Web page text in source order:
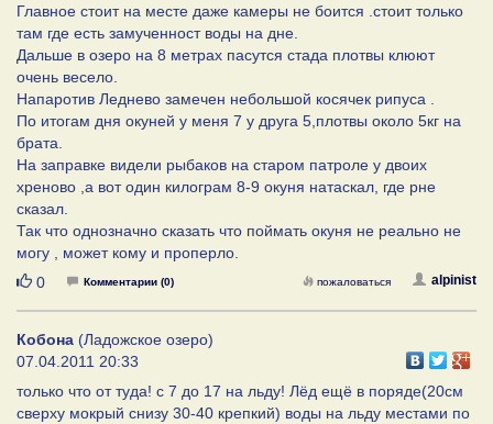
Главное стоит на месте даже камеры не боится .стоит только
там где есть замученност воды на дне.
Дальше в озеро на 8 метрах пасутся стада плотвы клюют
очень весело.
Напаротив Леднево замечен небольшой косячек рипуса .
По итогам дня окуней у меня 7 у друга 5,плотвы около 5кг на
брата.
На заправке видели рыбаков на старом патроле у двоих
хреново ,а вот один килограм 8-9 окуня натаскал, где рне
сказал.
Так что однозначно сказать что поймать окуня не реально не
могу , может кому и проперло.
Нравится
0 Комментарии (0) alpinist
пожаловаться
Кобона (Ладожское озеро)
07.04.2011 20:33
только что от туда! с 7 до 17 на льду! Лёд ещё в поряде(20см
сверху мокрый снизу 30-40 крепкий) воды на льду местами по